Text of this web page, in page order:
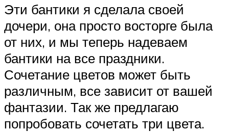
Эти бантики я сделала своей
дочери, она просто восторге была
от них, и мы теперь надеваем
бантики на все праздники.
Сочетание цветов может быть
различным, все зависит от вашей
фантазии. Так же предлагаю
попробовать сочетать три цвета.